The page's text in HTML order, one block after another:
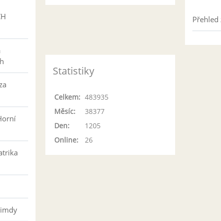
Statistiky
Online: 26
Celkem: 483935
Měsíc:
38377
Den:
1205